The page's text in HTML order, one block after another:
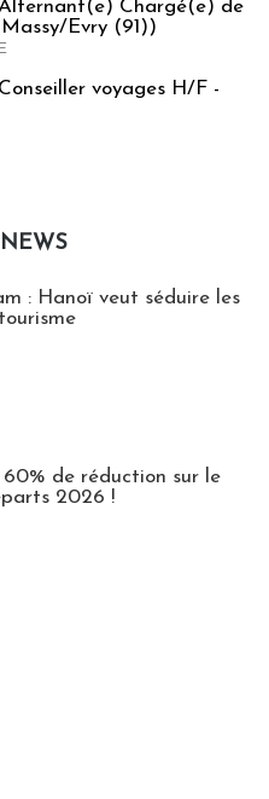
Chargé(e) de
Evry (91))
voyages H/F -
: Hanoï veut séduire les
60% de réduction sur le
2026 !